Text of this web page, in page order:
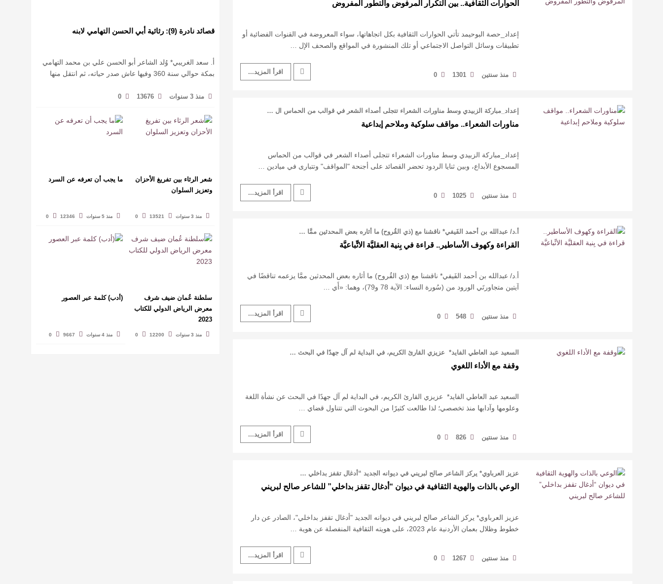
قصائد نادرة (9): رثائية أبي الحسن التهامي لابنه
أ. سعد الغريبي* وُلد الشاعر أبو الحسن علي بن محمد التهامي
بمكة حوالي سنة 360 وفيها عاش صدر حياته، ثم انتقل منها
منذ 3 سنوات 13676
0
شعر الرثاء بين تفريغ الأحزان
وتعزيز السلوان
منذ 3 سنوات 13521
0
ما يجب أن تعرفه عن السرد
منذ 5 سنوات 12346
0
سلطنة عُمان ضيف شرف
معرض الرياض الدولي للكتاب
2023
منذ 3 سنوات 12200
0
(أدب) كلمة عبر العصور
منذ 4 سنوات 9667
0
الحوارات الثقافية.. بين التكرار المرفوض والتطور المفروض
إعداد_حصة البوحيمد تأتي الحوارات الثقافية بكل اتجاهاتها، سواء المعروضة في القنوات الفضائية أو
تطبيقات وسائل التواصل الاجتماعي أو تلك المنشورة في المواقع والصحف الإل …
منذ سنتين 1301
0 اقرأ المزيد...
إعداد_مباركة الزبيدي وسط مناورات الشعراء تتجلى أصداء الشعر في قوالب من الحماس ال …
مناورات الشعراء.. مواقف سلوكية وملاحم إبداعية
إعداد_مباركة الزبيدي وسط مناورات الشعراء تتجلى أصداء الشعر في قوالب من الحماس
المسجوع الأبداع، وبين ثنايا الردود تحضر القصائد على أجنحة "المواقف" وتتبارى في ميادين …
منذ سنتين 1025
0 اقرأ المزيد...
أ.د/ عبدالله بن أحمد الفَيفي* ناقشنا مع (ذي القُروح) ما أثاره بعض المحدثين ممَّا …
القراءة وكهوف الأساطير.. قراءة في بِنية العقليَّة الاتِّباعيَّة
أ.د/ عبدالله بن أحمد الفَيفي* ناقشنا مع (ذي القُروح) ما أثاره بعض المحدثين ممَّا يزعمه تناقضًا في
آيتين متجاورتَي الورود من (سُورة النساء: الآية 78 و79)، وهما: «أَي …
منذ سنتين 548
0 اقرأ المزيد...
السعيد عبد العاطي الفايد* عزيزي القارئ الكريم، في البداية لم آل جهدًا في البحث …
وقفة مع الأداء اللغوي
السعيد عبد العاطي الفايد* عزيزي القارئ الكريم، في البداية لم آل جهدًا في البحث عن نشأة اللغة
وعلومها وآدابها منذ تخصصي؛ لذا طالعت كثيرًا من البحوث التي تتناول قضاي …
منذ سنتين 826
0 اقرأ المزيد...
عزيز العرباوي* يركز الشاعر صالح لبريني في ديوانه الجديد “أدغال تقفز بداخلي …
الوعي بالذات والهوية الثقافية في ديوان “أدغال تقفز بداخلي” للشاعر صالح لبريني
عزيز العرباوي* يركز الشاعر صالح لبريني في ديوانه الجديد "أدغال تقفز بداخلي"، الصادر عن دار
خطوط وظلال بعمان الأردنية عام 2023، على هويته الثقافية المنفصلة عن هوية …
منذ سنتين 1267
0 اقرأ المزيد...